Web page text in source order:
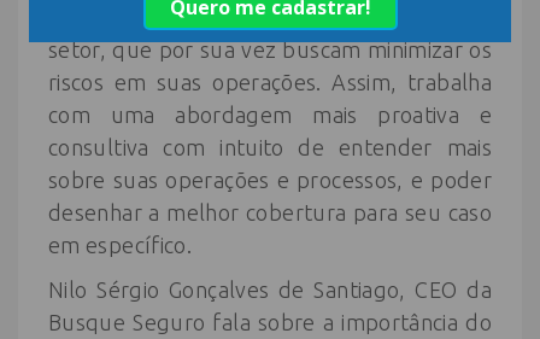
específico, os Hoteleiros e Empresários do
setor, que por sua vez buscam minimizar os
riscos em suas operações. Assim, trabalha
com uma abordagem mais proativa e
consultiva com intuito de entender mais
sobre suas operações e processos, e poder
desenhar a melhor cobertura para seu caso
em específico.
Nilo Sérgio Gonçalves de Santiago, CEO da
Busque Seguro fala sobre a importância do